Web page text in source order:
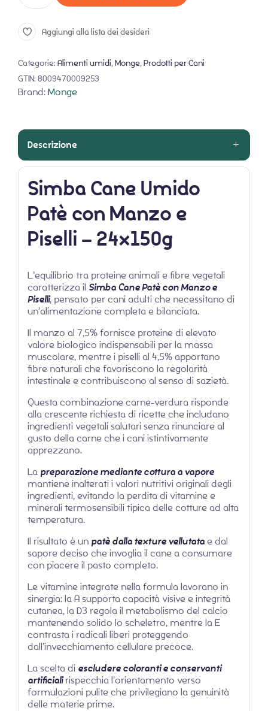
Aggiungi alla lista dei desideri
Categorie: Alimenti umidi, Monge, Prodotti per Cani
GTIN: 8009470009253
Brand:Monge
Descrizione
Simba Cane Umido
Patè con Manzo e
Piselli – 24x150g
L’equilibrio tra proteine animali e fibre vegetali
caratterizza il Simba Cane Patè con Manzo e
Piselli, pensato per cani adulti che necessitano di
un’alimentazione completa e bilanciata.
Il manzo al 7,5% fornisce proteine di elevato
valore biologico indispensabili per la massa
muscolare, mentre i piselli al 4,5% apportano
fibre naturali che favoriscono la regolarità
intestinale e contribuiscono al senso di sazietà.
Questa combinazione carne-verdura risponde
alla crescente richiesta di ricette che includano
ingredienti vegetali salutari senza rinunciare al
gusto della carne che i cani istintivamente
apprezzano.
La preparazione mediante cottura a vapore
mantiene inalterati i valori nutritivi originali degli
ingredienti, evitando la perdita di vitamine e
minerali termosensibili tipica delle cotture ad alta
temperatura.
Il risultato è un patè dalla texture vellutatae dal
sapore deciso che invoglia il cane a consumare
con piacere il pasto completo.
Le vitamine integrate nella formula lavorano in
sinergia: la A supporta capacità visive e integrità
cutanea, la D3 regola il metabolismo del calcio
mantenendo solido lo scheletro, mentre la E
contrasta i radicali liberi proteggendo
dall’invecchiamento cellulare precoce.
La scelta di escludere coloranti e conservanti
artificialirispecchia l’orientamento verso
formulazioni pulite che privilegiano la genuinità
delle materie prime.